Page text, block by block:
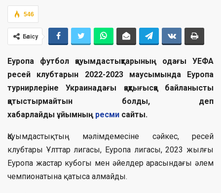
546
Бөлісу
Еуропа футбол қауымдастықтарының одағы УЕФА
ресей клубтарын 2022-2023 маусымында Еуропа
турнирлеріне Украинадағы қақтығысқа байланысты
қатыстырмайтын болды, деп
хабарлайды ұйымның ресми сайты.
Қауымдастықтың мәлімдемесіне сәйкес, ресей
клубтары Ұлттар лигасы, Еуропа лигасы, 2023 жылғы
Еуропа жастар кубогы мен әйелдер арасындағы әлем
чемпионатына қатыса алмайды.